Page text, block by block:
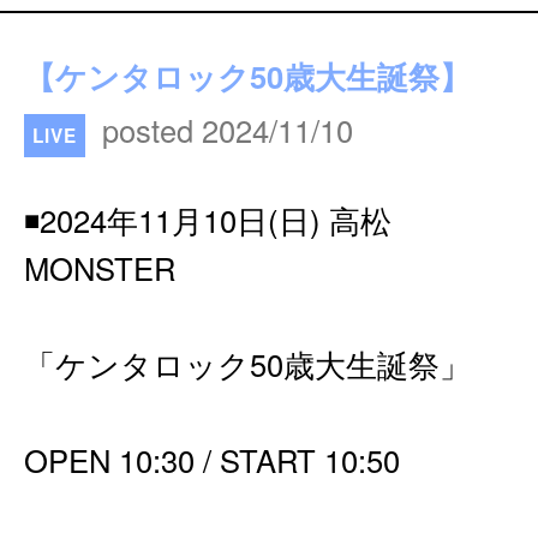
【ケンタロック50歳大生誕祭】
LIVE posted 2024/11/10
◾️2024年11月10日(日) 高松
MONSTER
「ケンタロック50歳大生誕祭」
OPEN 10:30 / START 10:50